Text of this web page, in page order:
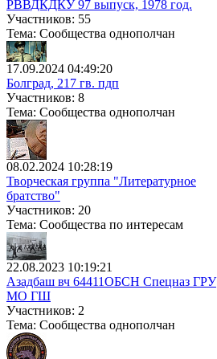
РВВДКДКУ 97 выпуск, 1978 год.
Участников: 55
Тема: Сообщества однополчан
17.09.2024 04:49:20
Болград, 217 гв. пдп
Участников: 8
Тема: Сообщества однополчан
08.02.2024 10:28:19
Творческая группа "Литературное
братство"
Участников: 20
Тема: Сообщества по интересам
22.08.2023 10:19:21
Азадбаш вч 64411ОБСН Спецназ ГРУ
МО ГШ
Участников: 2
Тема: Сообщества однополчан